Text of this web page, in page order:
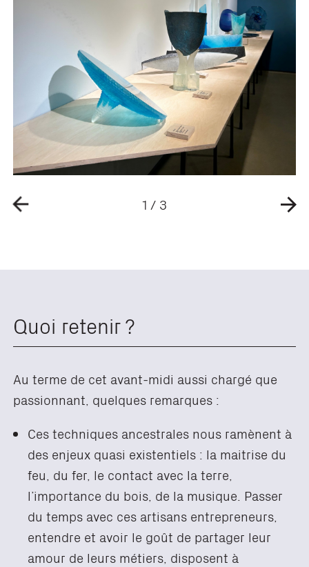
1 / 3
Quoi retenir ?
Au terme de cet avant-midi aussi chargé que
passionnant, quelques remarques :
Ces techniques ancestrales nous ramènent à
des enjeux quasi existentiels : la maitrise du
feu, du fer, le contact avec la terre,
l’importance du bois, de la musique. Passer
du temps avec ces artisans entrepreneurs,
entendre et avoir le goût de partager leur
amour de leurs métiers, disposent à